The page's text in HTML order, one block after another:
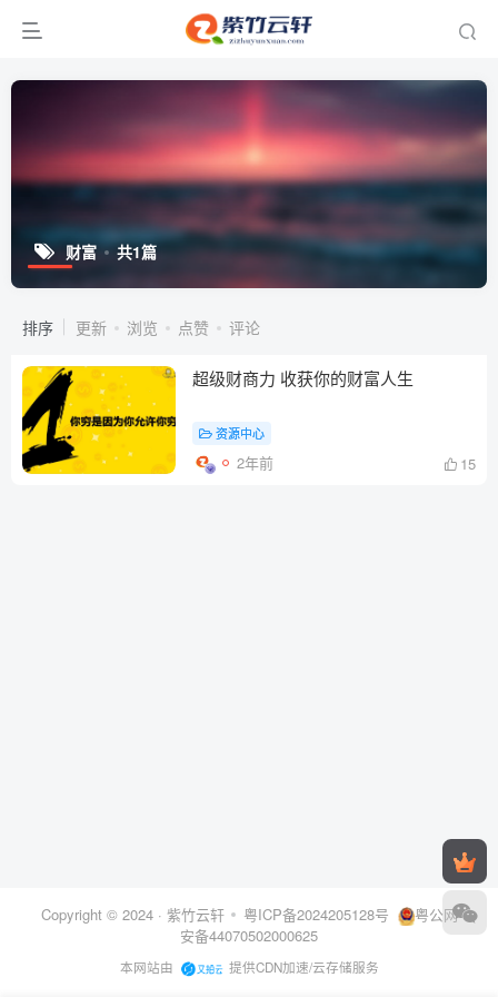
财富 共1篇
排序 更新 浏览 点赞 评论
超级财商力 收获你的财富人生
资源中心
2年前 15
Copyright © 2024 · 紫竹云轩 粤ICP备2024205128号
粤公网
安备44070502000625
本网站由 提供CDN加速/云存储服务